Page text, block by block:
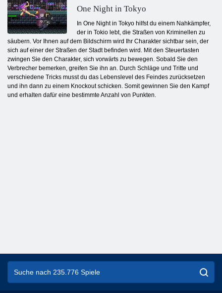
One Night in Tokyo
In One Night in Tokyo hilfst du einem Nahkämpfer,
der in Tokio lebt, die Straßen von Kriminellen zu
säubern. Vor Ihnen auf dem Bildschirm wird Ihr Charakter sichtbar sein, der
sich auf einer der Straßen der Stadt befinden wird. Mit den Steuertasten
zwingen Sie den Charakter, sich vorwärts zu bewegen. Sobald Sie den
Verbrecher bemerken, greifen Sie ihn an. Durch Schläge und Tritte und
verschiedene Tricks musst du das Lebenslevel des Feindes zurücksetzen
und ihn dann zu einem Knockout schicken. Somit gewinnen Sie den Kampf
und erhalten dafür eine bestimmte Anzahl von Punkten.